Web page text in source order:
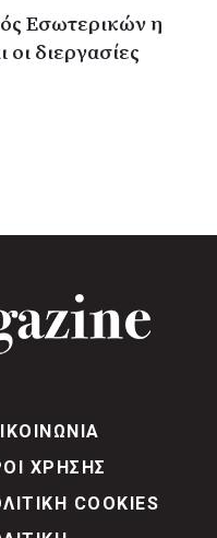
Εσωτερικών η
διεργασίες
ΧΡΗΣΗΣ
COOKIES